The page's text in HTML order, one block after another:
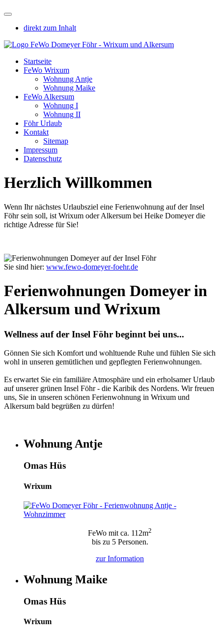
direkt zum Inhalt
Startseite
FeWo Wrixum
Wohnung Antje
Wohnung Maike
FeWo Alkersum
Wohnung I
Wohnung II
Föhr Urlaub
Kontakt
Sitemap
Impressum
Datenschutz
Herzlich Willkommen
Wenn Ihr nächstes Urlaubsziel eine Ferienwohnung auf der Insel
Föhr sein soll, ist Wrixum oder Alkersum bei Heike Domeyer die
richtige Adresse für Sie!
Sie sind hier: www.fewo-domeyer-foehr.de
Ferienwohnungen Domeyer in
Alkersum und Wrixum
Wellness auf der Insel Föhr beginnt bei uns...
Gönnen Sie sich Komfort und wohltuende Ruhe und fühlen Sie sich
wohl in unseren gemütlichen und gepflegten Ferienwohnungen.
Es erwartet Sie ein familiäre Atmosphäre und ein erholsamer Urlaub
auf unserer grünen Insel Föhr - die Karibik des Nordens. Wir freuen
uns, Sie in unseren schönen Ferienwohnung in Wrixum und
Alkersum bald begrüßen zu dürfen!
Wohnung Antje
Omas Hüs
Wrixum
FeWo mit ca. 112m2
bis zu 5 Personen.
zurInformation
Wohnung Maike
Omas Hüs
Wrixum